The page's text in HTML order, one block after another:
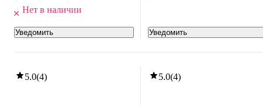
Нет в наличии
Уведомить Уведомить
5.0(4) 5.0(4)